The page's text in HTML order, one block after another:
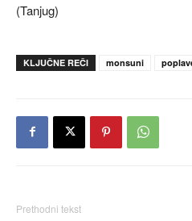
(Tanjug)
KLJUČNE REČI monsuni
Prethodni tekst